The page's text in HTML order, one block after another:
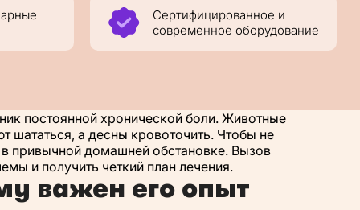
Сертифицированное и
современное оборудование
постоянной хронической боли. Животные
а десны кровоточить. Чтобы не
привычной домашней обстановке. Вызов
и получить четкий план лечения.
важен его опыт